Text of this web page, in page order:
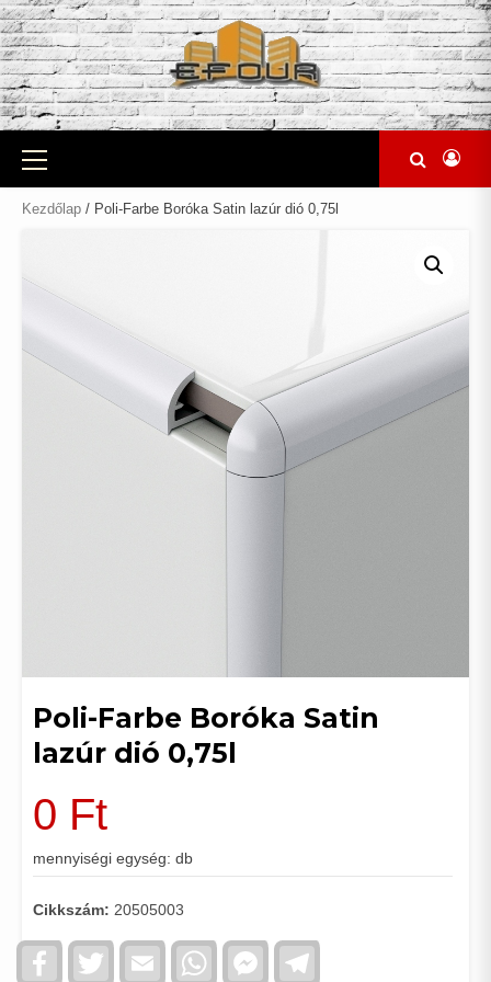
Skip
to
content
Primary
Menu
Kezdőlap / Poli-Farbe Boróka Satin lazúr dió 0,75l
Poli-Farbe Boróka Satin
lazúr dió 0,75l
0 Ft
mennyiségi egység: db
Cikkszám: 20505003
FacebookTwitter Email WhatsAppFacebook
Messenger